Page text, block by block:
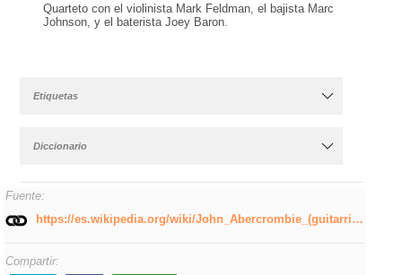
Quarteto con el violinista Mark Feldman, el bajista Marc
Johnson, y el baterista Joey Baron.
Etiquetas
Diccionario
Fuente:
https://es.wikipedia.org/wiki/John_Abercrombie_(guitarrista)
Compartir: